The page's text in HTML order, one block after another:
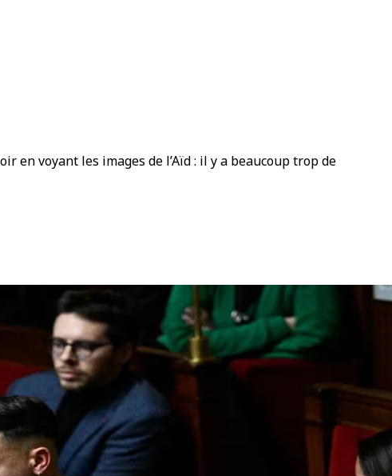
en voyant les images de l’Aïd : il y a beaucoup trop de